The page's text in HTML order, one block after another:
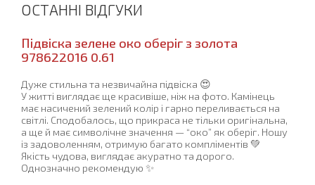
ОСТАННІ ВІДГУКИ
Підвіска зелене око оберіг з золота
978622016 0.61
Дуже стильна та незвичайна підвіска 😍
У житті виглядає ще красивіше, ніж на фото. Камінець
має насичений зелений колір і гарно переливається на
світлі. Сподобалось, що прикраса не тільки оригінальна,
а ще й має символічне значення — “око” як оберіг. Ношу
із задоволенням, отримую багато компліментів 💚
Якість чудова, виглядає акуратно та дорого.
Однозначно рекомендую ✨